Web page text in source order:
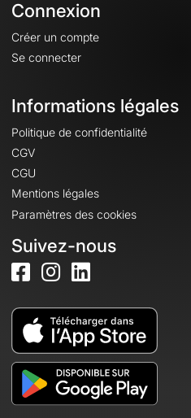
Connexion
Créer un compte
Se connecter
Informations légales
Politique de confidentialité
CGV
CGU
Mentions légales
Paramètres des cookies
Suivez-nous